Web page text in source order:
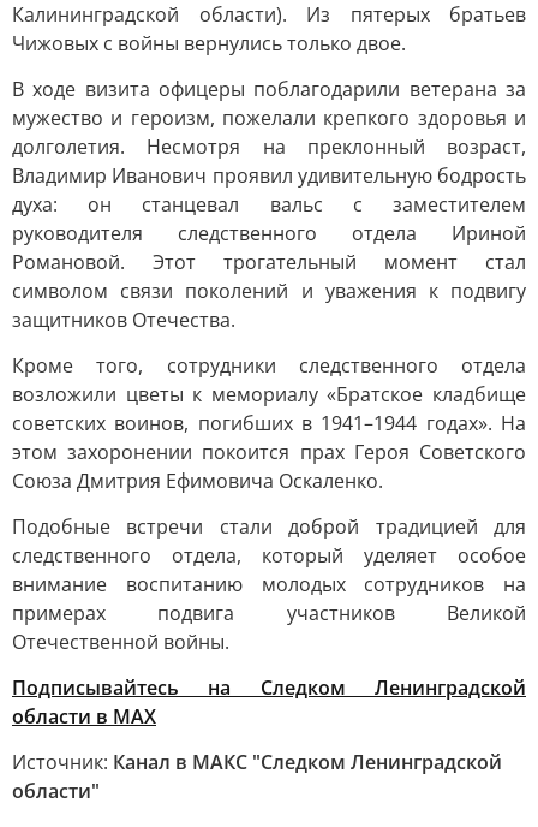
Калининградской области). Из пятерых братьев
Чижовых с войны вернулись только двое.
В ходе визита офицеры поблагодарили ветерана за
мужество и героизм, пожелали крепкого здоровья и
долголетия. Несмотря на преклонный возраст,
Владимир Иванович проявил удивительную бодрость
духа: он станцевал вальс с заместителем
руководителя следственного отдела Ириной
Романовой. Этот трогательный момент стал
символом связи поколений и уважения к подвигу
защитников Отечества.
Кроме того, сотрудники следственного отдела
возложили цветы к мемориалу «Братское кладбище
советских воинов, погибших в 1941–1944 годах». На
этом захоронении покоится прах Героя Советского
Союза Дмитрия Ефимовича Оскаленко.
Подобные встречи стали доброй традицией для
следственного отдела, который уделяет особое
внимание воспитанию молодых сотрудников на
примерах подвига участников Великой
Отечественной войны.
Подписывайтесь на Следком Ленинградской
области в MAX
Источник: Канал в МАКС "Следком Ленинградской
области"